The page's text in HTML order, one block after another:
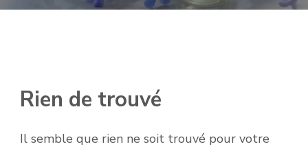
Rien de trouvé
Il semble que rien ne soit trouvé pour votre